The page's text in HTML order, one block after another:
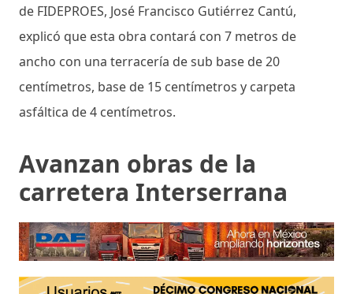
de FIDEPROES, José Francisco Gutiérrez Cantú,
explicó que esta obra contará con 7 metros de
ancho con una terracería de sub base de 20
centímetros, base de 15 centímetros y carpeta
asfáltica de 4 centímetros.
Avanzan obras de la
carretera Interserrana